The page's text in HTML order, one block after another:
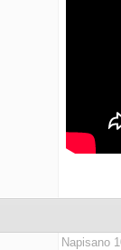
Napisano